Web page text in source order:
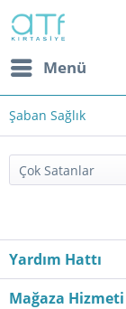
Menü
Şaban Sağlık
Yardım Hattı
Mağaza Hizmeti